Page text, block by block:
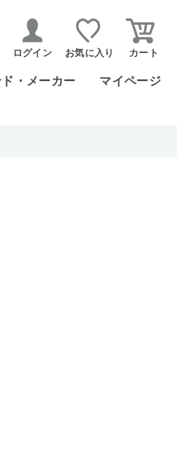
ログイン お気に入り カート
・メーカー マイページ